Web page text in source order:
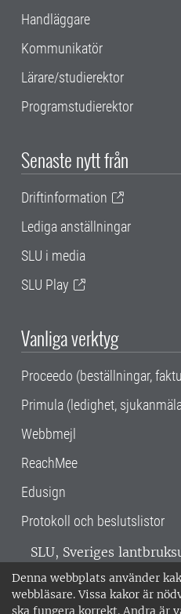
Denna webbplats använder
webbläsare. Vissa kakor är
ska fungera korrekt. Andra är
Handläggare
Kommunikatör
Lärare/studierektor
Programstudierektor
Senaste nytt från
Driftinformation
Lediga anställningar
SLU i media
SLU Play
Vanliga verktyg
Proceedo (beställningar,
Primula (ledighet,
Webbmejl
ReachMee
Edusign
Protokoll och beslutslistor
SLU, Sveriges
verksamhet över hela
Alnarp, Uppsala och
miljöcertifierat enligt